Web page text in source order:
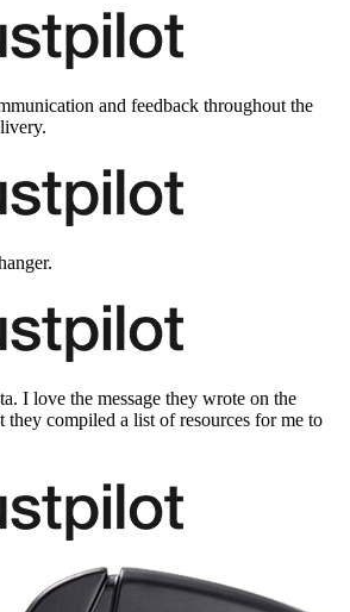
and feedback throughout the
I love the message they wrote on the
compiled a list of resources for me to